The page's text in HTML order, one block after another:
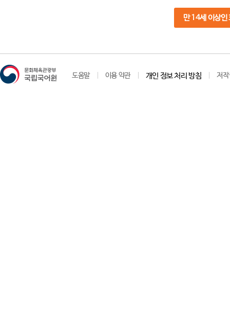
만 14세 이상인
도움말 이용 약관 개인 정보 처리 방침 저